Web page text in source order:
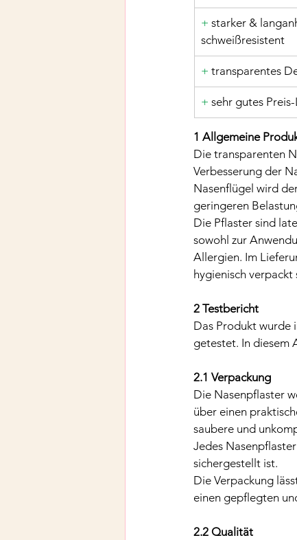
+ starker &
schweißresistent
+ transparentes
+ sehr gutes
1 Allgemeine
Die transparenten
Verbesserung der
Nasenflügel wird
geringeren
Die Pflaster sind
sowohl zur
Allergien. Im
hygienisch
2 Testbericht
Das Produkt wurde
getestet. In diesem
2.1 Verpackung
Die Nasenpflaster
über einen
saubere und
Jedes
sichergestellt ist.
Die Verpackung
einen gepflegten
2.2 Qualität